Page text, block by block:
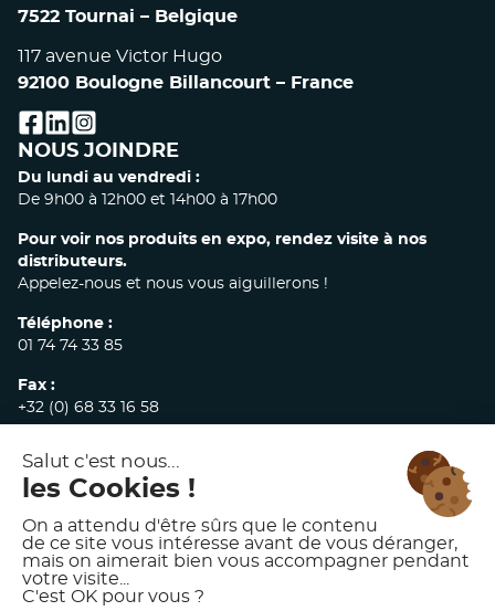
7522 Tournai – Belgique
117 avenue Victor Hugo
92100 Boulogne Billancourt – France
facebook
linkedin
instagram
NOUS JOINDRE
Du lundi au vendredi :
De 9h00 à 12h00 et 14h00 à 17h00
Pour voir nos produits en expo, rendez visite à nos
distributeurs.
Appelez-nous et nous vous aiguillerons !
Téléphone :
01 74 74 33 85
Fax :
+32 (0) 68 33 16 58
commandes@akw-medicare.com
© 2026 AKW INTERNATIONAL
MENTIONS LÉGALES